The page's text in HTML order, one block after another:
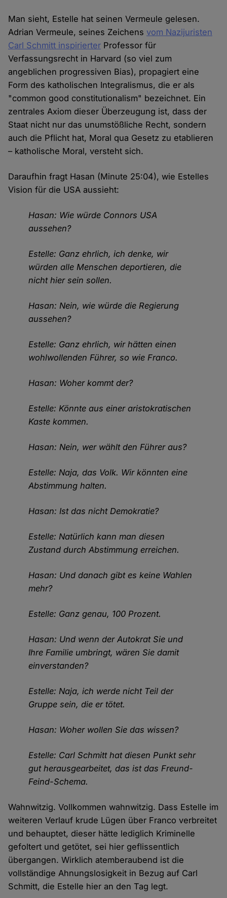
Man sieht, Estelle hat seinen Vermeule gelesen.
Adrian Vermeule, seines Zeichensvom Nazijuristen
Carl Schmitt inspirierter Professor für
Verfassungsrecht in Harvard (so viel zum
angeblichen progressiven Bias), propagiert eine
Form des katholischen Integralismus, die er als
"common good constitutionalism" bezeichnet. Ein
zentrales Axiom dieser Überzeugung ist, dass der
Staat nicht nur das unumstößliche Recht, sondern
auch die Pflicht hat, Moral qua Gesetz zu etablieren
– katholische Moral, versteht sich.
Daraufhin fragt Hasan (Minute 25:04), wie Estelles
Vision für die USA aussieht:
Hasan: Wie würde Connors USA
aussehen?
Estelle: Ganz ehrlich, ich denke, wir
würden alle Menschen deportieren, die
nicht hier sein sollen.
Hasan: Nein, wie würde die Regierung
aussehen?
Estelle: Ganz ehrlich, wir hätten einen
wohlwollenden Führer, so wie Franco.
Hasan: Woher kommt der?
Estelle: Könnte aus einer aristokratischen
Kaste kommen.
Hasan: Nein, wer wählt den Führer aus?
Estelle: Naja, das Volk. Wir könnten eine
Abstimmung halten.
Hasan: Ist das nicht Demokratie?
Estelle: Natürlich kann man diesen
Zustand durch Abstimmung erreichen.
Hasan: Und danach gibt es keine Wahlen
mehr?
Estelle: Ganz genau, 100 Prozent.
Hasan: Und wenn der Autokrat Sie und
Ihre Familie umbringt, wären Sie damit
einverstanden?
Estelle: Naja, ich werde nicht Teil der
Gruppe sein, die er tötet.
Hasan: Woher wollen Sie das wissen?
Estelle: Carl Schmitt hat diesen Punkt sehr
gut herausgearbeitet, das ist das Freund-
Feind-Schema.
Wahnwitzig. Vollkommen wahnwitzig. Dass Estelle im
weiteren Verlauf krude Lügen über Franco verbreitet
und behauptet, dieser hätte lediglich Kriminelle
gefoltert und getötet, sei hier geflissentlich
übergangen. Wirklich atemberaubend ist die
vollständige Ahnungslosigkeit in Bezug auf Carl
Schmitt, die Estelle hier an den Tag legt.